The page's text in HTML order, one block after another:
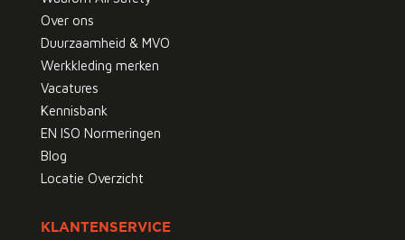
Over ons
Duurzaamheid & MVO
Werkkleding merken
Vacatures
Kennisbank
EN ISO Normeringen
Blog
Locatie Overzicht
KLANTENSERVICE